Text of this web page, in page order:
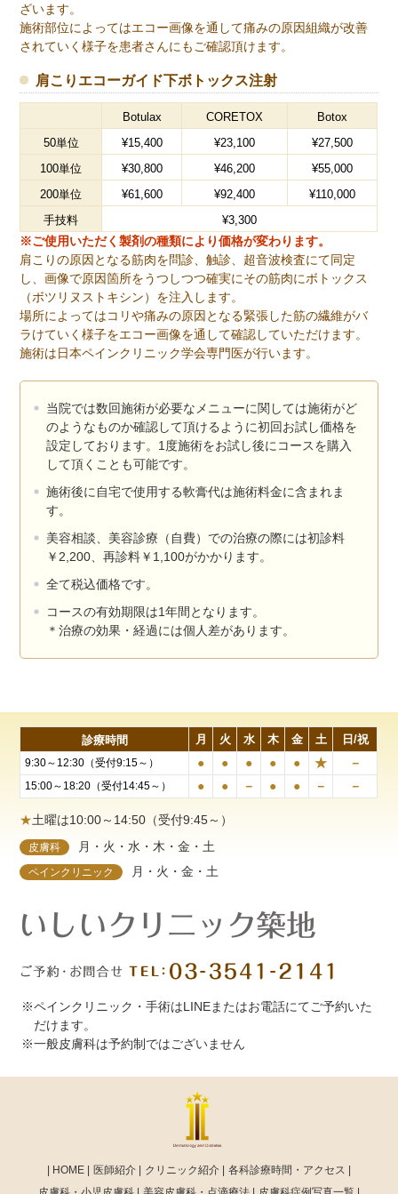
ざいます。
施術部位によってはエコー画像を通して痛みの原因組織が改善
されていく様子を患者さんにもご確認頂けます。
肩こりエコーガイド下ボトックス注射
Botulax CORETOX
Botox
50単位
¥15,400 ¥23,100
¥27,500
100単位
¥30,800 ¥46,200
¥55,000
200単位
¥61,600 ¥92,400
¥110,000
手技料
¥3,300
※ご使用いただく製剤の種類により価格が変わります。
肩こりの原因となる筋肉を問診、触診、超音波検査にて同定
し、画像で原因箇所をうつしつつ確実にその筋肉にボトックス
（ボツリヌストキシン）を注入します。
場所によってはコリや痛みの原因となる緊張した筋の繊維がバ
ラけていく様子をエコー画像を通して確認していただけます。
施術は日本ペインクリニック学会専門医が行います。
当院では数回施術が必要なメニューに関しては施術がど
のようなものか確認して頂けるように初回お試し価格を
設定しております。1度施術をお試し後にコースを購入
して頂くことも可能です。
施術後に自宅で使用する軟膏代は施術料金に含まれま
す。
美容相談、美容診療（自費）での治療の際には初診料
￥2,200、再診料￥1,100がかかります。
全て税込価格です。
コースの有効期限は1年間となります。
＊治療の効果・経過には個人差があります。
診療時間 月 火 水 木 金 土 日/祝
9:30～12:30（受付9:15～） ● ● ● ● ● ★ －
15:00～18:20（受付14:45～） ● ● － ● ● － －
★土曜は10:00～14:50（受付9:45～）
皮膚科 月・火・水・木・金・土
ペインクリニック 月・火・金・土
※ペインクリニック・手術はLINEまたはお電話にてご予約いた
だけます。
※一般皮膚科は予約制ではございません
HOME 医師紹介 クリニック紹介
各科診療時間・アクセス